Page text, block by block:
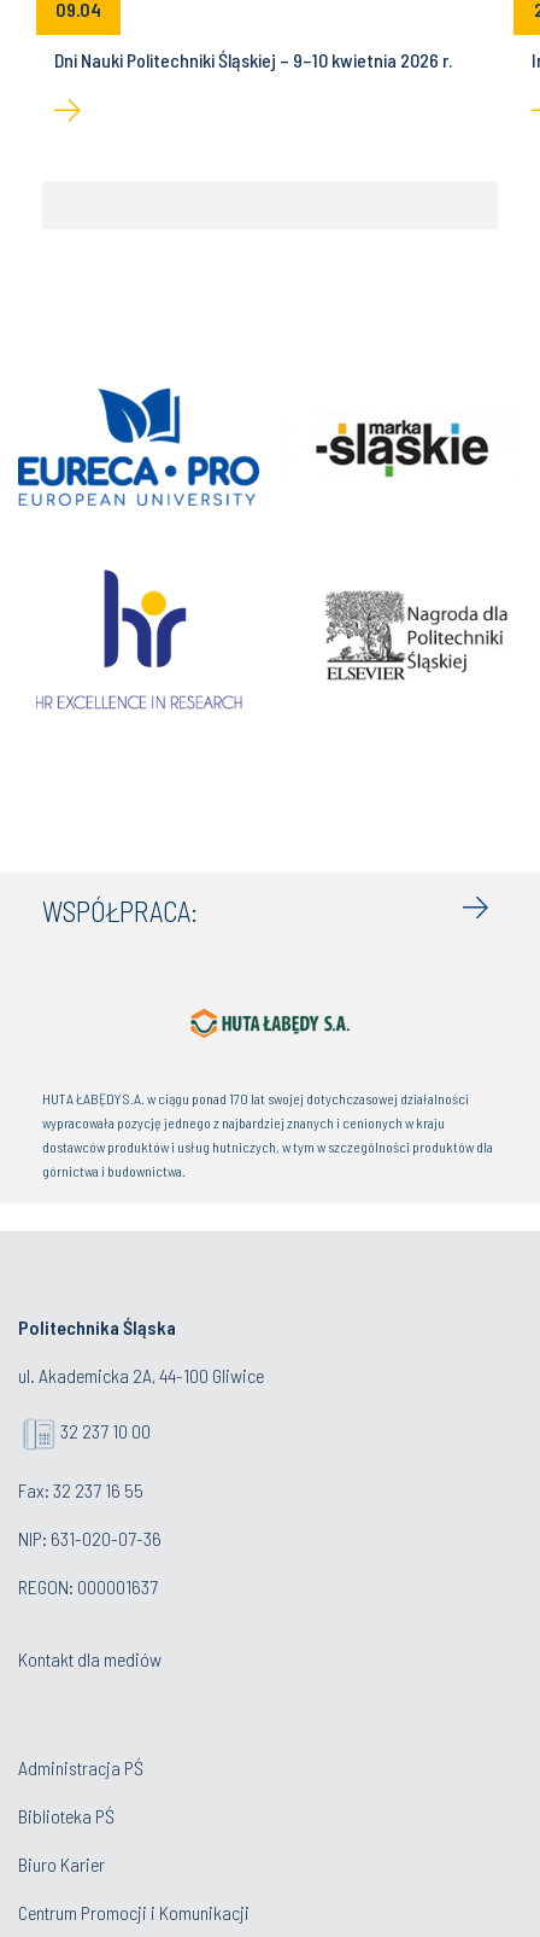
09.04
Dni Nauki Politechniki Śląskiej – 9–10 kwietnia 2026 r.
WSPÓŁPRACA:
HUTA ŁABĘDY S.A. w ciągu ponad 170 lat swojej dotychczasowej działalności
wypracowała pozycję jednego z najbardziej znanych i cenionych w kraju
dostawców produktów i usług hutniczych, w tym w szczególności produktów dla
górnictwa i budownictwa.
Politechnika Śląska
ul. Akademicka 2A, 44-100 Gliwice
32 237 10 00
Fax: 32 237 16 55
NIP: 631-020-07-36
REGON: 000001637
Kontakt dla mediów
Administracja PŚ
Biblioteka PŚ
Biuro Karier
Centrum Promocji i Komunikacji